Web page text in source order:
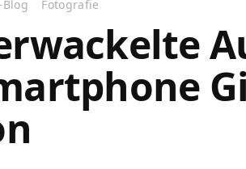
Fotografie